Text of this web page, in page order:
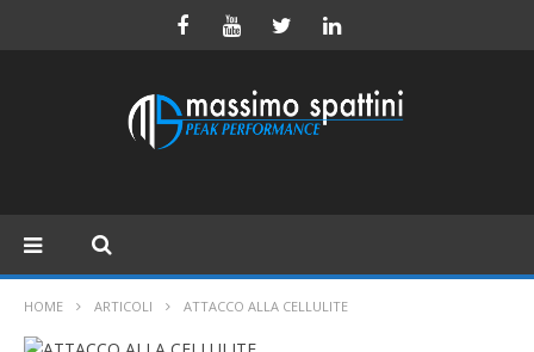
HOME ARTICOLI ATTACCO ALLA CELLULITE